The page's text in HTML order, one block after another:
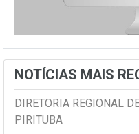
NOTÍCIAS MAIS
DIRETORIA REGIONAL
PIRITUBA